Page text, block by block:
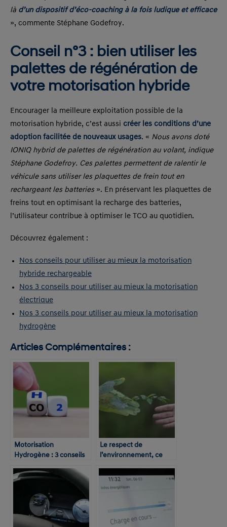
là d’un dispositif d’éco-coaching à la fois ludique et efficace
», commente Stéphane Godefroy.
Conseil n°3 : bien utiliser les
palettes de régénération de
votre motorisation hybride
Encourager la meilleure exploitation possible de la
motorisation hybride, c’est aussi créer les conditions d’une
adoption facilitée de nouveaux usages. « Nous avons doté
IONIQ hybrid de palettes de régénération au volant, indique
Stéphane Godefroy. Ces palettes permettent de ralentir le
véhicule sans utiliser les plaquettes de frein tout en
rechargeant les batteries ». En préservant les plaquettes de
freins tout en optimisant la recharge des batteries,
l’utilisateur contribue à optimiser le TCO au quotidien.
Découvrez également :
Nos conseils pour utiliser au mieux la motorisation
hybride rechargeable
Nos 3 conseils pour utiliser au mieux la motorisation
électrique
Nos 3 conseils pour utiliser au mieux la motorisation
hydrogène
Articles Complémentaires :
Motorisation
Hydrogène : 3 conseils
Le respect de
l’environnement, ce